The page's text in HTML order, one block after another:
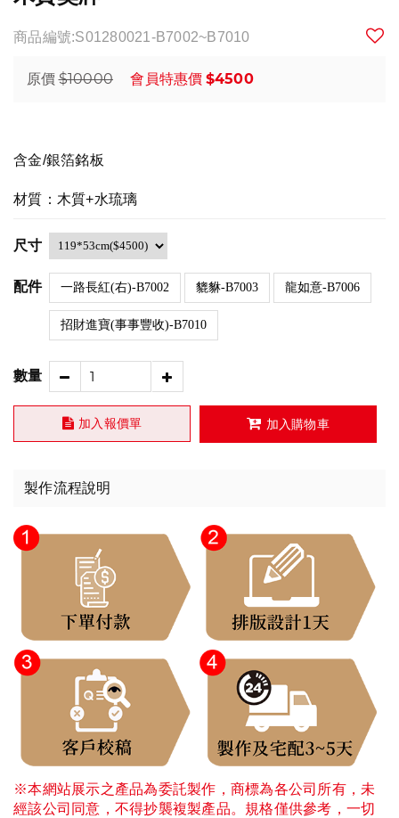
商品編號:S01280021-B7002~B7010
原價 $10000 會員特惠價 $4500
含金/銀箔銘板
材質：木質+水琉璃
尺寸
配件 一路長紅(右)-B7002 貔貅-B7003 龍如意-B7006
招財進寶(事事豐收)-B7010
數量
加入報價單 加入購物車
製作流程說明
※本網站展示之產品為委託製作，商標為各公司所有，未
經該公司同意，不得抄襲複製產品。規格僅供參考，一切